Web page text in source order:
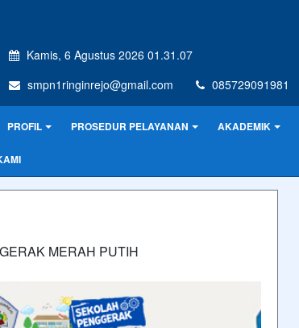
Kamis, 6 Agustus 2026 01.31.07
smpn1ringinrejo@gmail.com
085729091981
PROFIL PROSEDUR PELAYANAN AKADEMIK
MERAH PUTIH